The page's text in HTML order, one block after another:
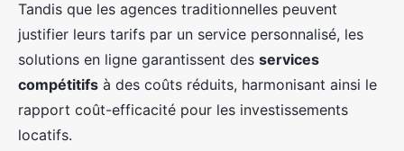
Tandis que les agences traditionnelles peuvent
justifier leurs tarifs par un service personnalisé, les
solutions en ligne garantissent des services
compétitifs à des coûts réduits, harmonisant ainsi le
rapport coût-efficacité pour les investissements
locatifs.